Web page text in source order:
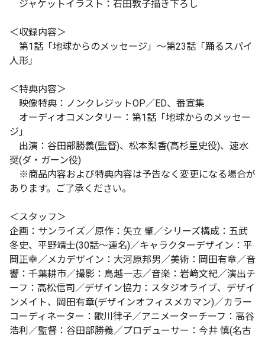
ジャケットイラスト：石田敦子描き下ろし
＜収録内容＞
第1話「地球からのメッセージ」～第23話「踊るスパイ
人形」
＜特典内容＞
映像特典：ノンクレジットOP／ED、番宣集
オーディオコメンタリー：第1話「地球からのメッセー
ジ」
出演：谷田部勝義(監督)、松本梨香(高杉星史役)、速水
奨(ダ・ガーン役)
※商品内容および特典内容は予告なく変更になる場合が
あります。ご了承ください。
＜スタッフ＞
企画：サンライズ／原作：矢立 肇／シリーズ構成：五武
冬史、平野靖士(30話～連名)／キャラクターデザイン：平
岡正幸／メカデザイン：大河原邦男／美術：岡田有章／音
響：千葉耕市／撮影：鳥越一志／音楽：岩﨑文紀／演出チ
ーフ：高松信司／デザイン協力：スタジオライブ、デザイ
ンメイト、岡田有章(デザインオフィスメカマン)／カラー
コーディネーター：歌川律子／アニメーターチーフ：高谷
浩利／監督：谷田部勝義／プロデューサー：今井 慎(名古